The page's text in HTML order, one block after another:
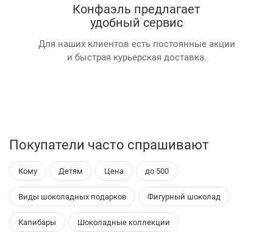
Конфаэль предлагает
удобный сервис
Для наших клиентов есть постоянные акции
и быстрая курьерская доставка.
Покупатели часто спрашивают
Кому Детям Цена до 500
Виды шоколадных подарков Фигурный шоколад
Капибары Шоколадные коллекции